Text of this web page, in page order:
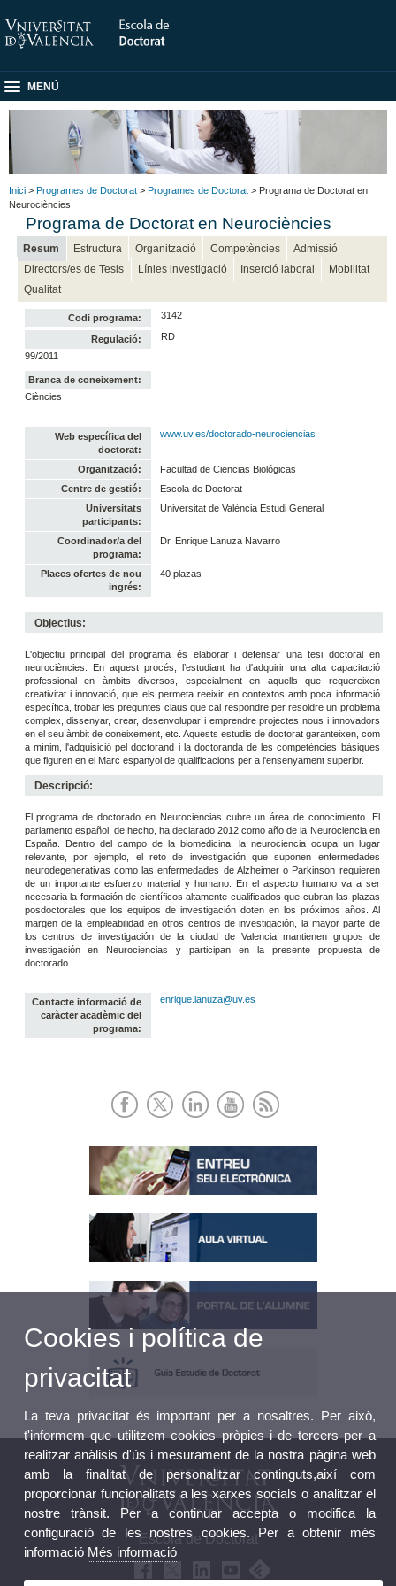
MENÚ
Inici > Programes de Doctorat > Programes de Doctorat > Programa de Doctorat en
Neurociències
Programa de Doctorat en Neurociències
Resum Estructura Organització Competències
Admissió
Directors/es de Tesis
Línies investigació Inserció laboral
Mobilitat
Qualitat
Codi programa: 3142
Regulació:
RD
99/2011
Branca de coneixement:
Ciències
Web específica del
doctorat:
www.uv.es/doctorado-neurociencias
Organització:
Facultad de Ciencias Biológicas
Centre de gestió:
Escola de Doctorat
Universitats
participants:
Universitat de València Estudi General
Coordinador/a del
programa:
Dr. Enrique Lanuza Navarro
Places ofertes de nou
ingrés:
40 plazas
Objectius:
L'objectiu principal del programa és elaborar i defensar una tesi doctoral en
neurociències. En aquest procés, l’estudiant ha d'adquirir una alta capacitació
professional en àmbits diversos, especialment en aquells que requereixen
creativitat i innovació, que els permeta reeixir en contextos amb poca informació
específica, trobar les preguntes claus que cal respondre per resoldre un problema
complex, dissenyar, crear, desenvolupar i emprendre projectes nous i innovadors
en el seu àmbit de coneixement, etc. Aquests estudis de doctorat garanteixen, com
a mínim, l'adquisició pel doctorand i la doctoranda de les competències bàsiques
que figuren en el Marc espanyol de qualificacions per a l'ensenyament superior.
Descripció:
El programa de doctorado en Neurociencias cubre un área de conocimiento. El
parlamento español, de hecho, ha declarado 2012 como año de la Neurociencia en
España. Dentro del campo de la biomedicina, la neurociencia ocupa un lugar
relevante, por ejemplo, el reto de investigación que suponen enfermedades
neurodegenerativas como las enfermedades de Alzheimer o Parkinson requieren
de un importante esfuerzo material y humano. En el aspecto humano va a ser
necesaria la formación de científicos altamente cualificados que cubran las plazas
posdoctorales que los equipos de investigación doten en los próximos años. Al
margen de la empleabilidad en otros centros de investigación, la mayor parte de
los centros de investigación de la ciudad de Valencia mantienen grupos de
investigación en Neurociencias y participan en la presente propuesta de
doctorado.
Contacte informació de
caràcter acadèmic del
programa:
enrique.lanuza@uv.es
Escola de Doctorat
Cookies i política de
privacitat
La teva privacitat és important per a nosaltres. Per això,
t'informem que utilitzem cookies pròpies i de tercers per a
realitzar anàlisis d'ús i mesurament de la nostra pàgina web
amb la finalitat de personalitzar continguts,així com
proporcionar funcionalitats a les xarxes socials o analitzar el
nostre trànsit. Per a continuar accepta o modifica la
configuració de les nostres cookies. Per a obtenir més
informació Més informació